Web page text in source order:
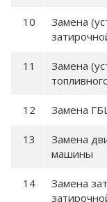
Замена
Замена
Замена
Замена
машины
Замена